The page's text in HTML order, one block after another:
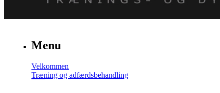
Menu
Velkommen
Træning og adfærdsbehandling